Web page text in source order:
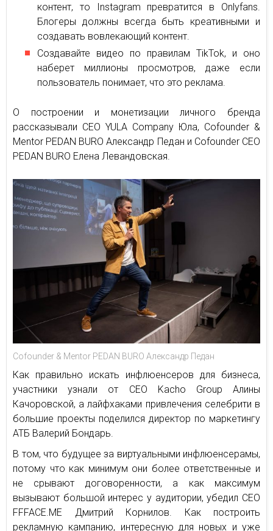
контент, то Instagram превратится в Onlyfans.
Блогеры должны всегда быть креативными и
создавать вовлекающий контент.
Создавайте видео по правилам TikTok, и оно
наберет миллионы просмотров, даже если
пользователь понимает, что это реклама.
О построении и монетизации личного бренда
рассказывали СЕО YULA Company Юла, Cofounder &
Mentor PEDAN BURO Александр Педан и Cofounder CEO
PEDAN BURO Елена Левандовская.
Cofounder & Mentor PEDAN BURO Александр Педан
Как правильно искать инфлюенсеров для бизнеса,
участники узнали от СЕО Kacho Group Алины
Качоровской, а лайфхаками привлечения селебрити в
большие проекты поделился директор по маркетингу
АТБ Валерий Бондарь.
В том, что будущее за виртуальными инфлюенсерамы,
потому что как минимум они более ответственные и
не срывают договоренности, а как максимум
вызывают большой интерес у аудитории, убедил СЕО
FFFACE.ME Дмитрий Корнилов. Как построить
рекламную кампанию, интересную для новых и уже